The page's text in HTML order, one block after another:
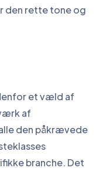
den rette tone og
et væld af
af
den påkrævede
branche. Det